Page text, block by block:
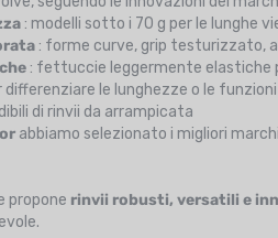
: modelli sotto i 70 g per le lunghe
: forme curve, grip testurizzato,
: fettuccie leggermente elastiche
differenziare le lunghezze o le
di rinvii da arrampicata
abbiamo selezionato i migliori
propone rinvii robusti, versatili e